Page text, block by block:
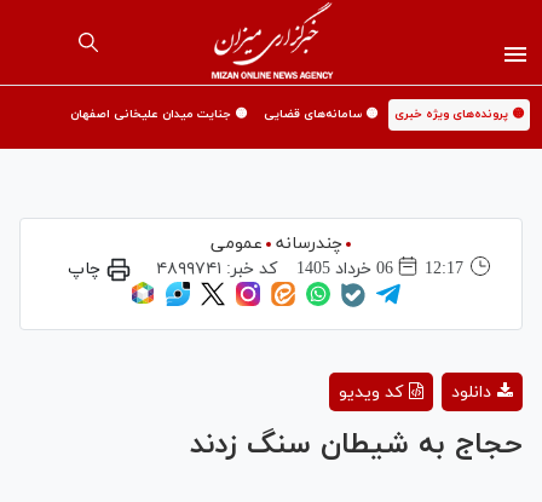
🟡 پرونده‌های ویژه خبری 🟡 سامانه‌های قضایی 🟡 جنایت میدان علیخانی اصفهان
چندرسانه
عمومی
12:17
06 خرداد 1405 کد خبر: ۴۸۹۹۷۴۱ چاپ
Video
کد ویدیو دانلود
حجاج به شیطان سنگ زدند